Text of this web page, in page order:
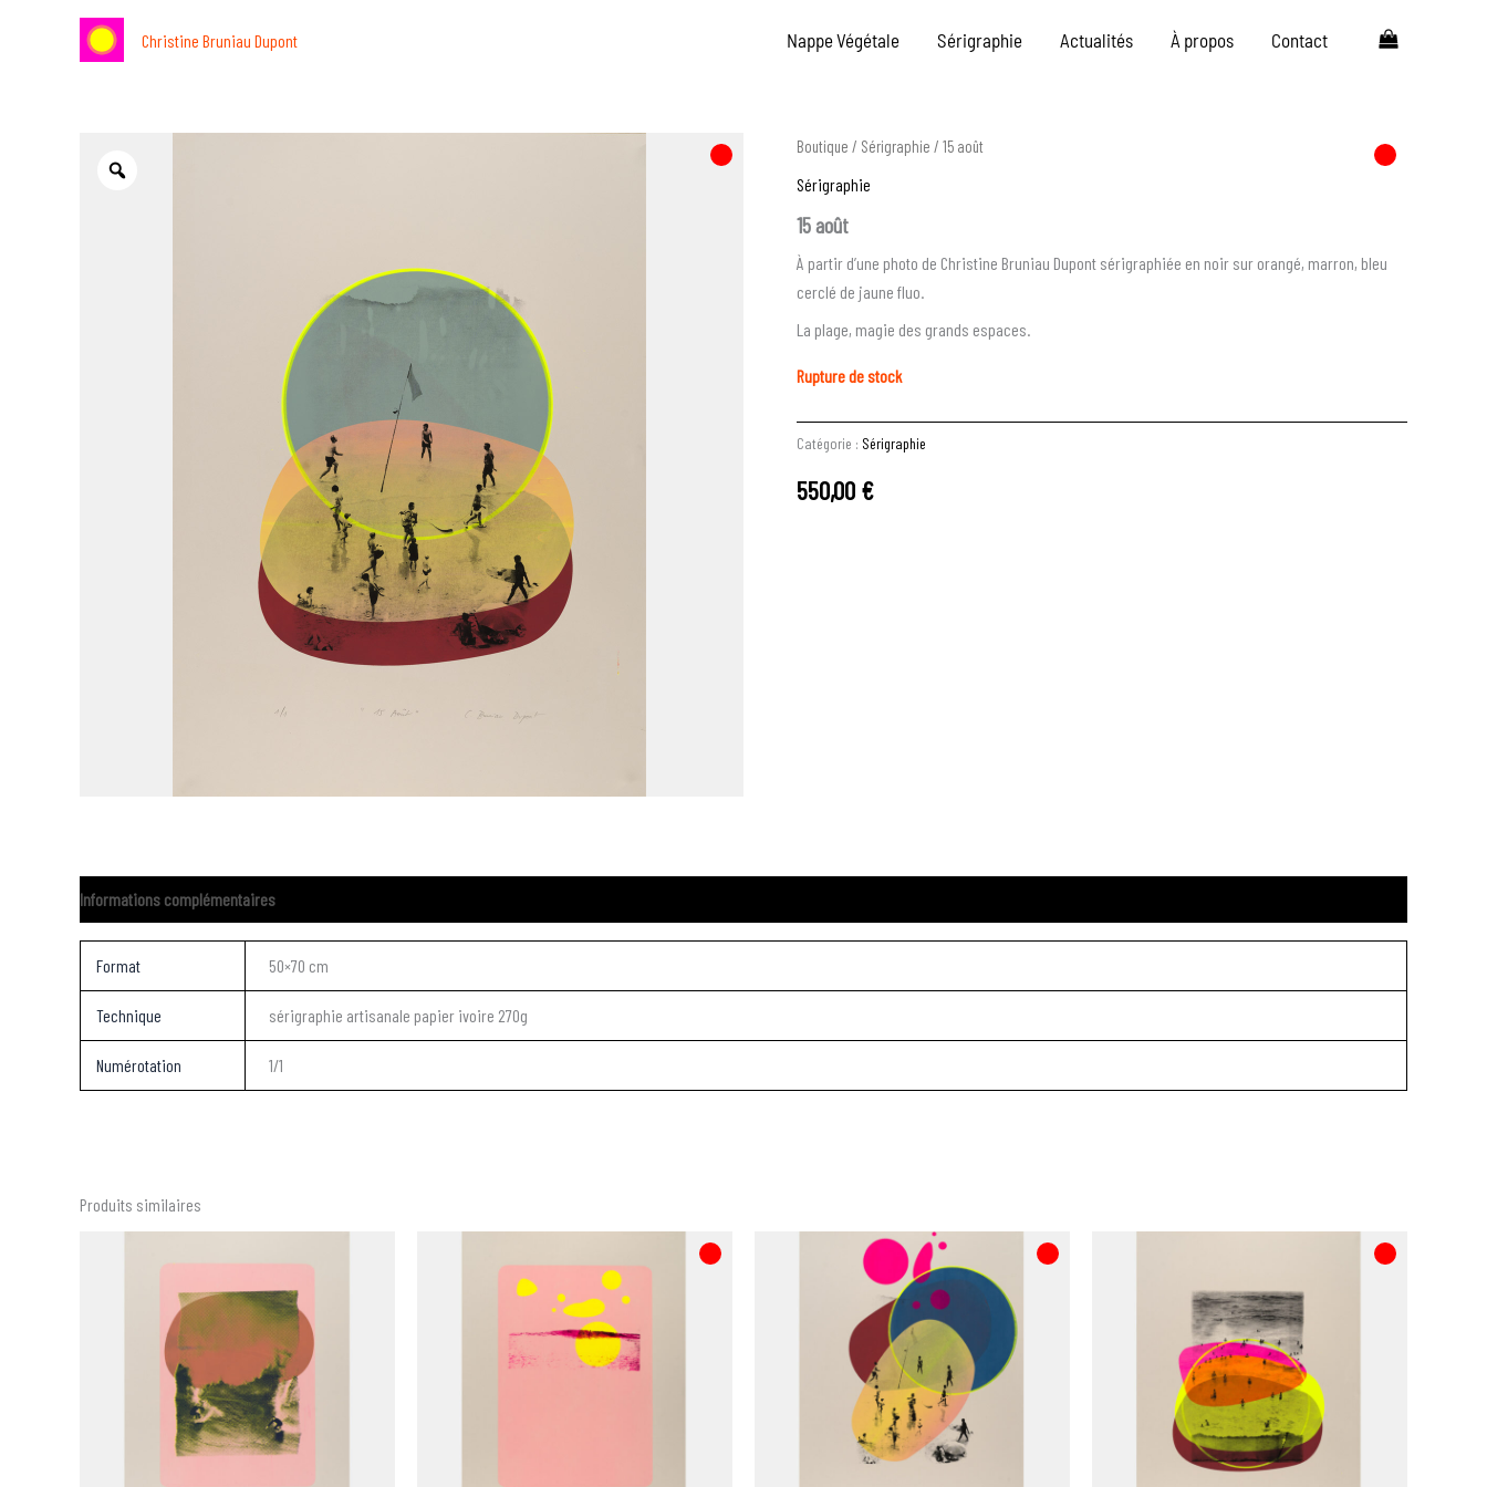
Christine Bruniau Dupont Nappe Végétale Sérigraphie Actualités À propos Contact
Boutique / Sérigraphie / 15 août
Sérigraphie
15 août
À partir d’une photo de Christine Bruniau Dupont sérigraphiée en noir sur orangé, marron, bleu
cerclé de jaune fluo.
La plage, magie des grands espaces.
Rupture de stock
Catégorie : Sérigraphie
550,00 €
Informations complémentaires
Format 50×70 cm
Technique sérigraphie artisanale papier ivoire 270g
Numérotation 1/1
Produits similaires